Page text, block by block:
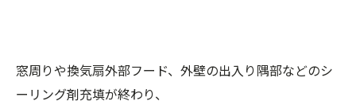
窓周りや換気扇外部フード、外壁の出入り隅部などのシ
ーリング剤充填が終わり、